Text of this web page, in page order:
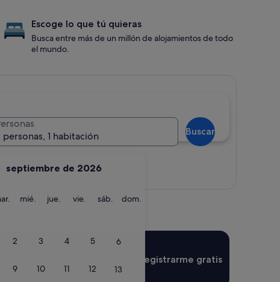
septiembre de 2026
martes
mié. miércoles
jue. jueves
vie. viernes
sáb. sábado
dom.
2 3 4 5 6
9 10 11 12 13
personas, 1 habitación
Buscar
Escoge lo que tú quieras
Busca entre más de un millón de alojamientos de todo
el mundo.
Registrarme gratis